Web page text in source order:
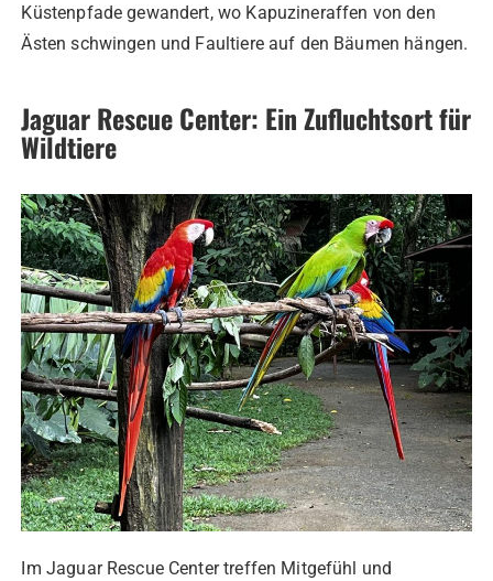
Küstenpfade gewandert, wo Kapuzineraffen von den
Ästen schwingen und Faultiere auf den Bäumen hängen.
Jaguar Rescue Center: Ein Zufluchtsort für
Wildtiere
Im Jaguar Rescue Center treffen Mitgefühl und